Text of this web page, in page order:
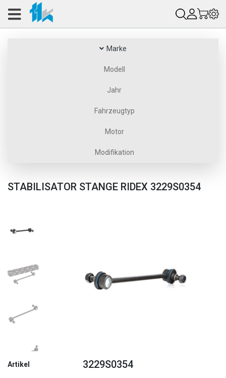
Marke
Modell
Jahr
Fahrzeugtyp
Motor
Modifikation
STABILISATOR STANGE RIDEX 3229S0354
Zurück
Artikel 3229S0354